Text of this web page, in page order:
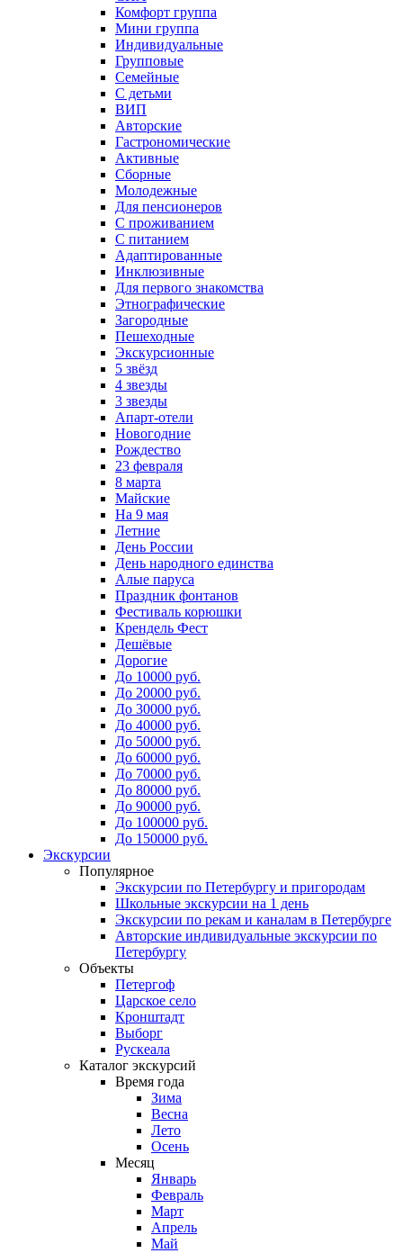
Комфорт группа
Мини группа
Индивидуальные
Групповые
Семейные
С детьми
ВИП
Авторские
Гастрономические
Активные
Сборные
Молодежные
Для пенсионеров
С проживанием
С питанием
Адаптированные
Инклюзивные
Для первого знакомства
Этнографические
Загородные
Пешеходные
Экскурсионные
5 звёзд
4 звезды
3 звезды
Апарт-отели
Новогодние
Рождество
23 февраля
8 марта
Майские
На 9 мая
Летние
День России
День народного единства
Алые паруса
Праздник фонтанов
Фестиваль корюшки
Крендель Фест
Дешёвые
Дорогие
До 10000 руб.
До 20000 руб.
До 30000 руб.
До 40000 руб.
До 50000 руб.
До 60000 руб.
До 70000 руб.
До 80000 руб.
До 90000 руб.
До 100000 руб.
До 150000 руб.
Экскурсии
Популярное
Экскурсии по Петербургу и пригородам
Школьные экскурсии на 1 день
Экскурсии по рекам и каналам в Петербурге
Авторские индивидуальные экскурсии по
Петербургу
Объекты
Петергоф
Царское село
Кронштадт
Выборг
Рускеала
Каталог экскурсий
Время года
Зима
Весна
Лето
Осень
Месяц
Январь
Февраль
Март
Апрель
Май